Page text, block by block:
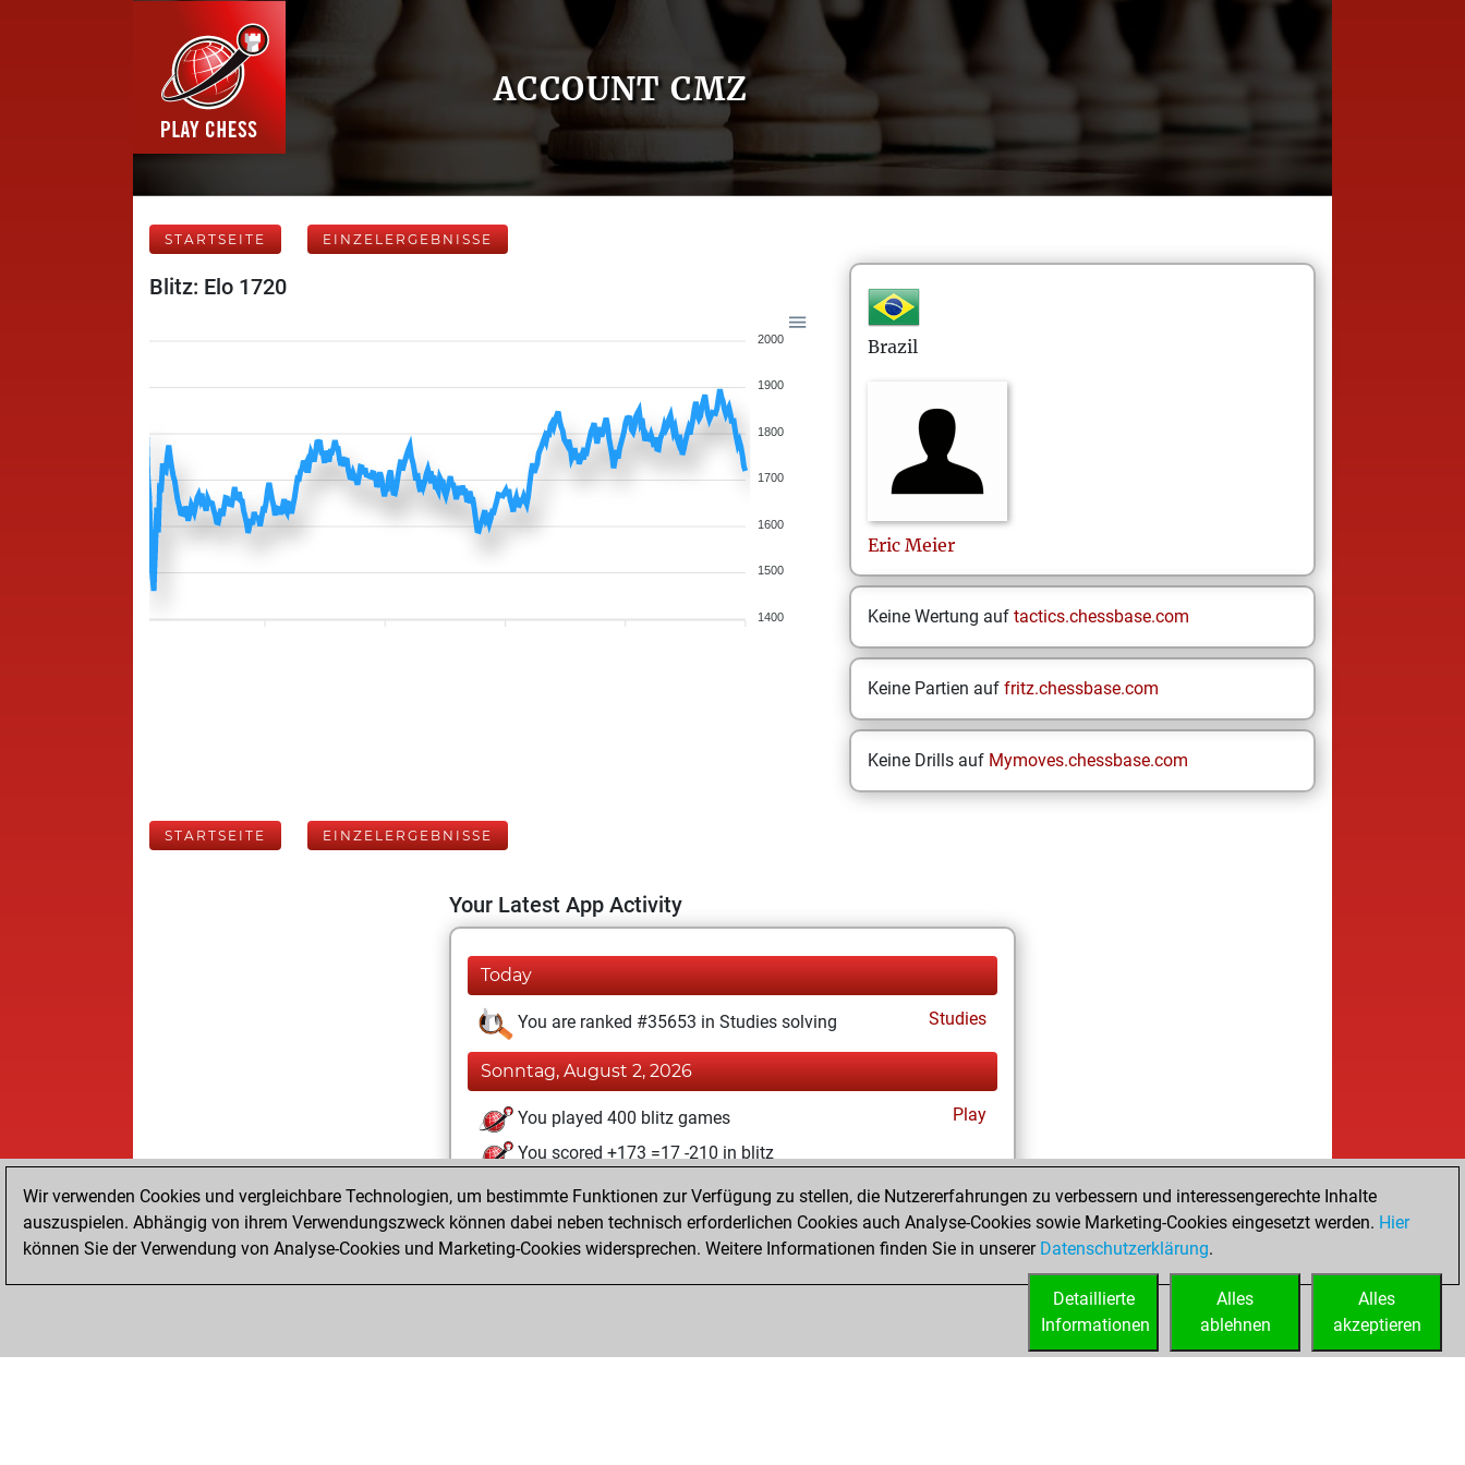
ACCOUNT CMZ
STARTSEITE EINZELERGEBNISSE
Blitz: Elo 1720
2000
1900
1800
1700
1600
1500
1400
Brazil
Eric Meier
Keine Wertung auf tactics.chessbase.com
Keine Partien auf fritz.chessbase.com
Keine Drills auf Mymoves.chessbase.com
STARTSEITE EINZELERGEBNISSE
Your Latest App Activity
Today
You are ranked #35653 in Studies solving Studies
Sonntag, August 2, 2026
You played 400 blitz games
Play
You scored +173 =17 -210 in blitz
Donnerstag, Mai 1, 2025
You created your Studies account Studies
Wir verwenden Cookies und vergleichbare Technologien, um bestimmte Funktionen zur Verfügung zu stellen, die Nutzererfahrungen zu verbessern und interessengerechte Inhalte
auszuspielen. Abhängig von ihrem Verwendungszweck können dabei neben technisch erforderlichen Cookies auch Analyse-Cookies sowie Marketing-Cookies eingesetzt werden. Hier
können Sie der Verwendung von Analyse-Cookies und Marketing-Cookies widersprechen. Weitere Informationen finden Sie in unserer Datenschutzerklärung.
Alles
akzeptieren
Alles
ablehnen
Detaillierte
Informationen